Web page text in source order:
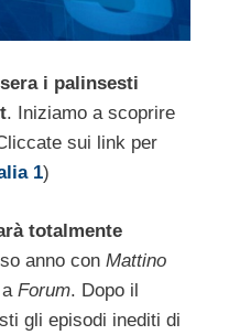
i palinsesti
. Iniziamo a scoprire
sui link per
1)
totalmente
anno con Mattino
Forum. Dopo il
gli episodi inediti di